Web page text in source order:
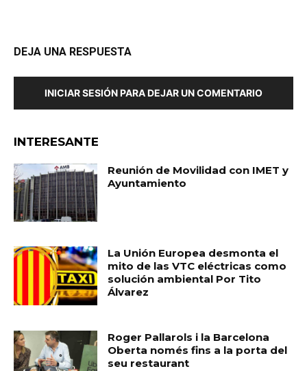
DEJA UNA RESPUESTA
INICIAR SESIÓN PARA DEJAR UN COMENTARIO
INTERESANTE
Reunión de Movilidad con IMET y
Ayuntamiento
La Unión Europea desmonta el
mito de las VTC eléctricas como
solución ambiental Por Tito
Álvarez
Roger Pallarols i la Barcelona
Oberta només fins a la porta del
seu restaurant